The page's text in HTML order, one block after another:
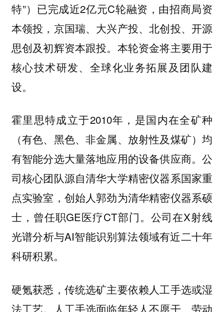
特”）已完成近2亿元C轮融资，由招商局资
本领投，京国瑞、大兴产投、北创投、开源
思创及初辉资本跟投。本轮资金将主要用于
核心技术研发、全球化业务拓展及团队建
设。
霍里思特成立于2010年，是国内在全矿种
（有色、黑色、非金属、放射性及煤矿）均
有智能分选大量落地应用的设备供应商。公
司核心团队源自清华大学精密仪器系国家重
点实验室，创始人郭劲为清华精密仪器系硕
士，曾任职GE医疗CT部门。公司在X射线
光谱分析与AI智能识别算法领域有近二十年
科研积累。
硬氪获悉，传统选矿主要依赖人工手选或湿
法工艺。人工手选面临年轻人不愿干、劳动